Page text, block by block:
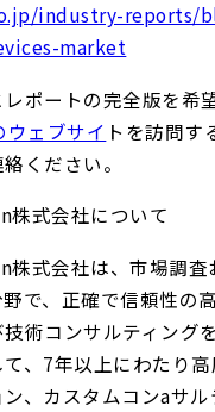
industry-reports/
market
ポートの完全版を希
ェブサイ トを訪問す
ください。
株式会社について
株式会社は、市場調査
で、正確で信頼性の
術コンサルティング
、7年以上にわたり
、カスタムコンaサ